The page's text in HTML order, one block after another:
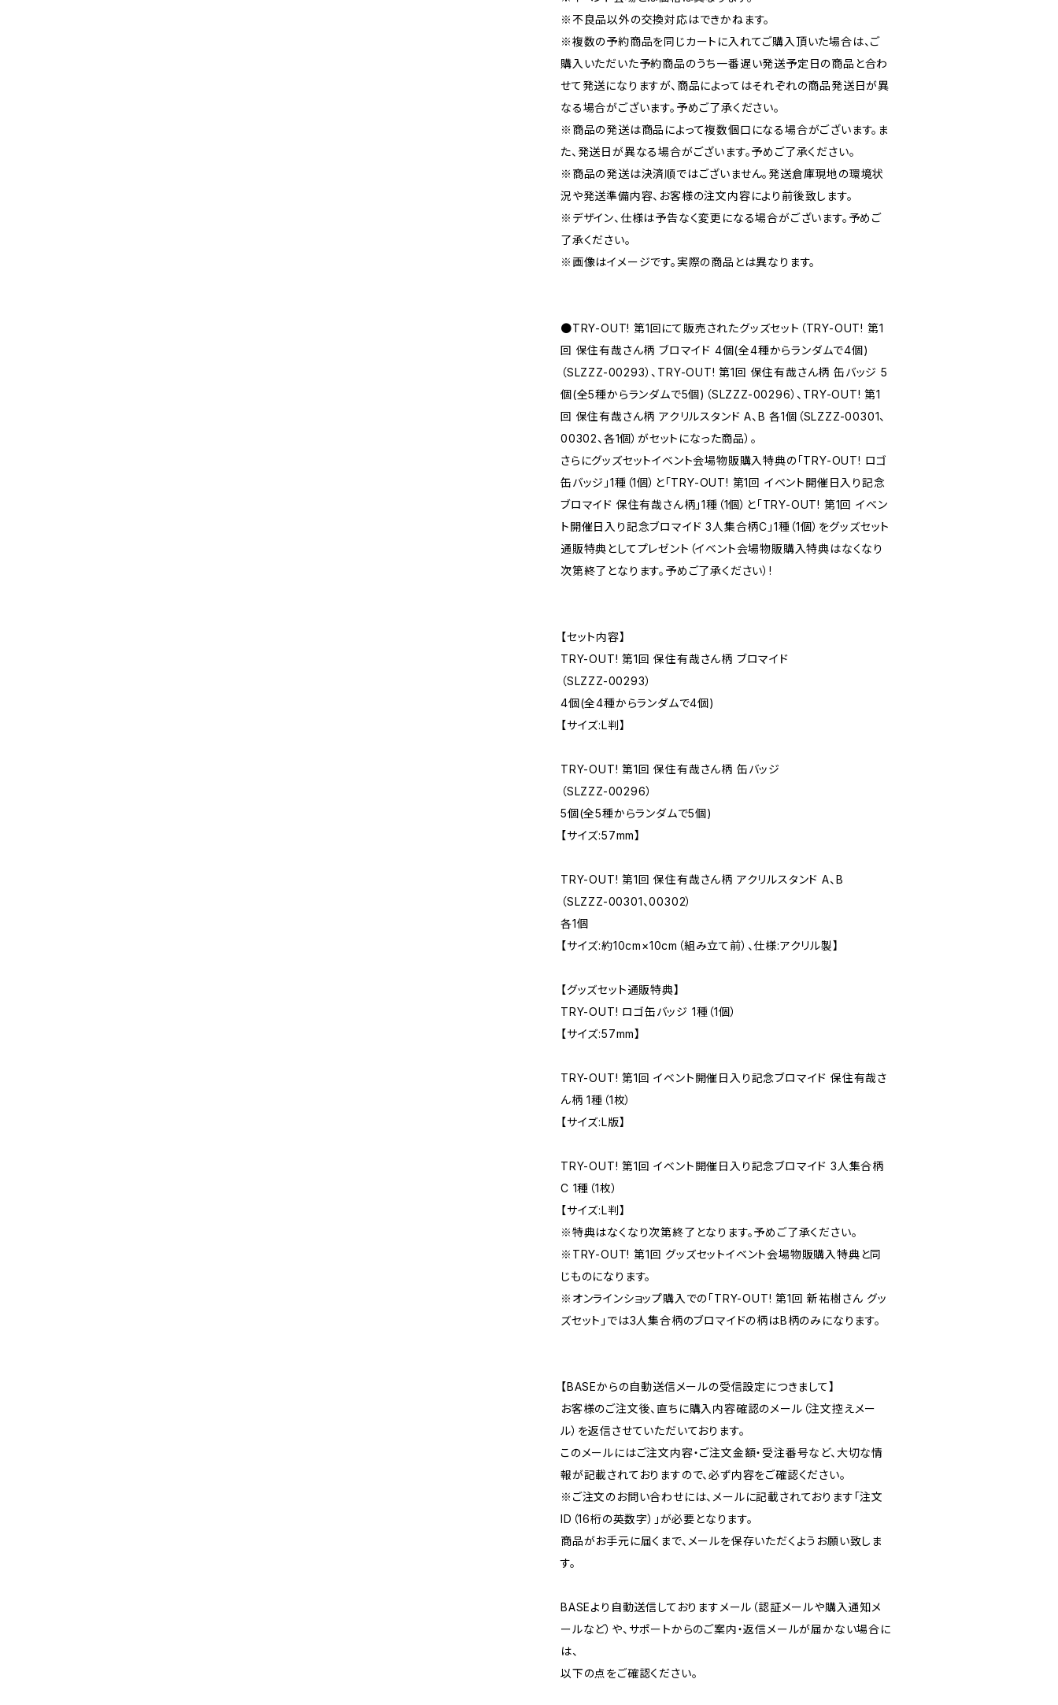
※不良品以外の交換対応はできかねます。
※複数の予約商品を同じカートに入れてご購入頂いた場合は、ご
購入いただいた予約商品のうち一番遅い発送予定日の商品と合わ
せて発送になりますが、商品によってはそれぞれの商品発送日が異
なる場合がございます。予めご了承ください。
※商品の発送は商品によって複数個口になる場合がございます。ま
た、発送日が異なる場合がございます。予めご了承ください。
※商品の発送は決済順ではございません。発送倉庫現地の環境状
況や発送準備内容、お客様の注文内容により前後致します。
※デザイン、仕様は予告なく変更になる場合がございます。予めご
了承ください。
※画像はイメージです。実際の商品とは異なります。
●TRY-OUT! 第1回にて販売されたグッズセット（TRY-OUT! 第1
回 保住有哉さん柄 ブロマイド 4個(全4種からランダムで4個)
（SLZZZ-00293）、TRY-OUT! 第1回 保住有哉さん柄 缶バッジ 5
個(全5種からランダムで5個)（SLZZZ-00296）、TRY-OUT! 第1
回 保住有哉さん柄 アクリルスタンド A、B 各1個（SLZZZ-00301、
00302、各1個）がセットになった商品）。
さらにグッズセットイベント会場物販購入特典の「TRY-OUT! ロゴ
缶バッジ」1種（1個）と「TRY-OUT! 第1回 イベント開催日入り記念
ブロマイド 保住有哉さん柄」1種（1個）と「TRY-OUT! 第1回 イベン
ト開催日入り記念ブロマイド 3人集合柄C」1種（1個）をグッズセット
通販特典としてプレゼント（イベント会場物販購入特典はなくなり
次第終了となります。予めご了承ください）!
【セット内容】
TRY-OUT! 第1回 保住有哉さん柄 ブロマイド
（SLZZZ-00293）
4個(全4種からランダムで4個)
【サイズ:L判】
TRY-OUT! 第1回 保住有哉さん柄 缶バッジ
（SLZZZ-00296）
5個(全5種からランダムで5個)
【サイズ:57mm】
TRY-OUT! 第1回 保住有哉さん柄 アクリルスタンド A、B
（SLZZZ-00301、00302）
各1個
【サイズ:約10cm×10cm（組み立て前）、仕様:アクリル製】
【グッズセット通販特典】
TRY-OUT! ロゴ缶バッジ 1種（1個）
【サイズ:57mm】
TRY-OUT! 第1回 イベント開催日入り記念ブロマイド 保住有哉さ
ん柄 1種（1枚）
【サイズ:L版】
TRY-OUT! 第1回 イベント開催日入り記念ブロマイド 3人集合柄
C 1種（1枚）
【サイズ:L判】
※特典はなくなり次第終了となります。予めご了承ください。
※TRY-OUT! 第1回 グッズセットイベント会場物販購入特典と同
じものになります。
※オンラインショップ購入での「TRY-OUT! 第1回 新祐樹さん グッ
ズセット」では3人集合柄のブロマイドの柄はB柄のみになります。
【BASEからの自動送信メールの受信設定につきまして】
お客様のご注文後、直ちに購入内容確認のメール（注文控えメー
ル）を返信させていただいております。
このメールにはご注文内容・ご注文金額・受注番号など、大切な情
報が記載されておりますので、必ず内容をご確認ください。
※ご注文のお問い合わせには、メールに記載されております「注文
ID（16桁の英数字）」が必要となります。
商品がお手元に届くまで、メールを保存いただくようお願い致しま
す。
BASEより自動送信しておりますメール（認証メールや購入通知メ
ールなど）や、サポートからのご案内・返信メールが届かない場合に
は、
以下の点をご確認ください。